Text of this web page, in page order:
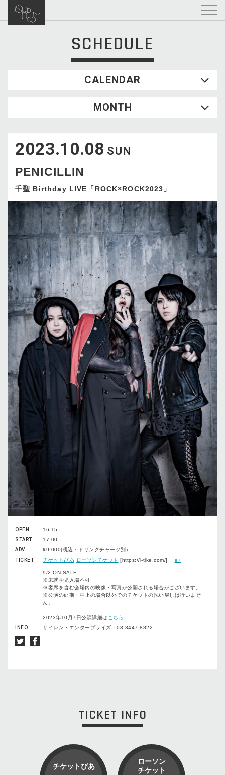
SCHEDULE
CALENDAR
WED
2
3 4 5
16
17 18
23
24 25 26 27 28
30
31
MONTH
2023.10.08 SUN
PENICILLIN
千聖 Birthday LIVE「ROCK×ROCK2023」
OPEN
16:15
START
17:00
ADV
¥9,000(税込・ドリンクチャージ別)
TICKET
チケットぴあ ローソンチケット [https://l-tike.com/] e+
9/2 ON SALE
※未就学児入場不可
※客席を含む会場内の映像・写真が公開される場合がございます。
※公演の延期・中止の場合以外でのチケットの払い戻しは行いませ
ん。
2023年10月7日公演詳細は こちら
INFO
サイレン・エンタープライズ：03-3447-8822
TICKET INFO
チケットぴあ
ローソン
チケット